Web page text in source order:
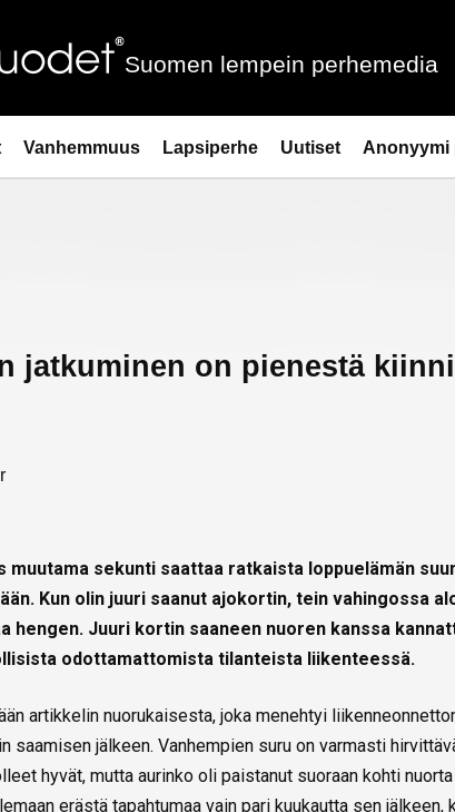
Suomen lempein perhemedia
Vanhemmuus Lapsiperhe Uutiset Anonyymi
jatkuminen on pienestä kiinni
muutama sekunti saattaa ratkaista loppuelämän
Kun olin juuri saanut ajokortin, tein vahingossa
hengen. Juuri kortin saaneen nuoren kanssa
odottamattomista tilanteista liikenteessä.
artikkelin nuorukaisesta, joka menehtyi
saamisen jälkeen. Vanhempien suru on varmasti
hyvät, mutta aurinko oli paistanut suoraan kohti
erästä tapahtumaa vain pari kuukautta sen jälkeen,